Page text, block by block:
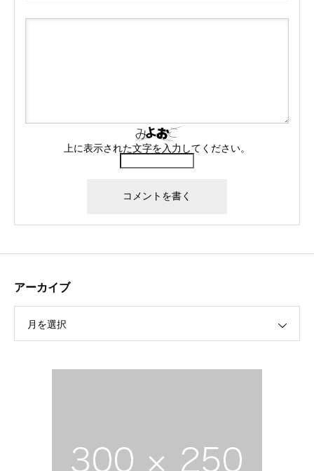
上に表示された文字を入力してください。
アーカイブ
月を選択